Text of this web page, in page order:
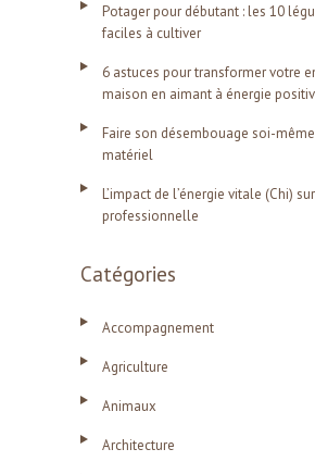
Potager pour débutant : les 10
faciles à cultiver
6 astuces pour transformer votre
maison en aimant à énergie
Faire son désembouage soi-
matériel
L’impact de l’énergie vitale (Chi)
professionnelle
Catégories
Accompagnement
Agriculture
Animaux
Architecture